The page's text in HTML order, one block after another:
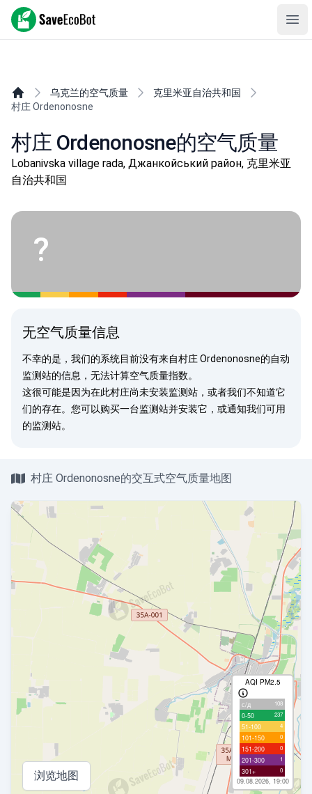
SaveEcoBot
乌克兰的空气质量
克里米亚自治共和国
村庄 Ordenonosne
村庄 Ordenonosne的空气质量
Lobanivska village rada, Джанкойський район, 克里米亚
自治共和国
?
无空气质量信息
不幸的是，我们的系统目前没有来自村庄 Ordenonosne的自动
监测站的信息，无法计算空气质量指数。
这很可能是因为在此村庄尚未安装监测站，或者我们不知道它
们的存在。您可以购买一台监测站并安装它，或通知我们可用
的监测站。
村庄 Ordenonosne的交互式空气质量地图
AQI PM2.5
с/д 108
0-50 237
51-100 4
101-150 0
151-200 0
201-300 1
301+ 0
09.08.2026, 19:00
浏览地图